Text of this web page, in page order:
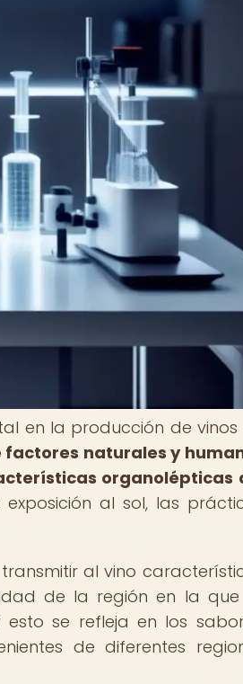
en la producción de vinos
factores naturales y
organolépticas
al sol, las
al vino
de la región en la que
se refleja en los
de diferentes